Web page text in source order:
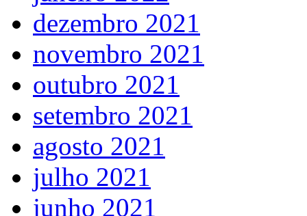
dezembro 2021
novembro 2021
outubro 2021
setembro 2021
agosto 2021
julho 2021
junho 2021